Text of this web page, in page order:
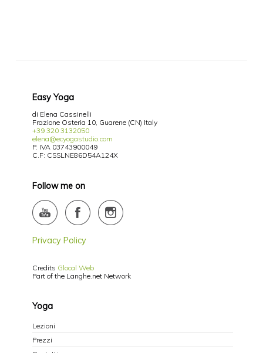
Easy Yoga
di Elena Cassinelli
Frazione Osteria 10, Guarene (CN) Italy
+39 320 3132050
elena@ecyogastudio.com
P. IVA 03743900049
C.F: CSSLNE86D54A124X
Follow me on
Privacy Policy
Credits Glocal Web
Part of the Langhe.net Network
Yoga
Lezioni
Prezzi